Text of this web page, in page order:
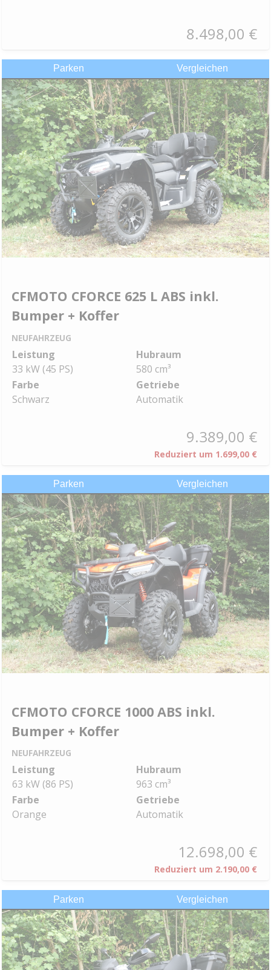
8.498,00 €
Parken Vergleichen
CFMOTO CFORCE 625 L ABS inkl.
Bumper + Koffer
NEUFAHRZEUG
Leistung
33 kW (45 PS)
Hubraum
580 cm³
Farbe
Schwarz
Getriebe
Automatik
9.389,00 €
Reduziert um 1.699,00 €
Parken Vergleichen
CFMOTO CFORCE 1000 ABS inkl.
Bumper + Koffer
NEUFAHRZEUG
Leistung
63 kW (86 PS)
Hubraum
963 cm³
Farbe
Orange
Getriebe
Automatik
12.698,00 €
Reduziert um 2.190,00 €
Parken Vergleichen